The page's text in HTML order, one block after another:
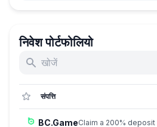
निवेश पोर्टफोलियो
संपत्ति
BC.GameClaim a 200%